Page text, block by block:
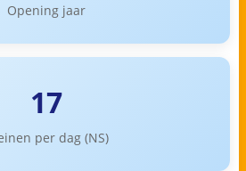
Opening jaar
17
per dag (NS)